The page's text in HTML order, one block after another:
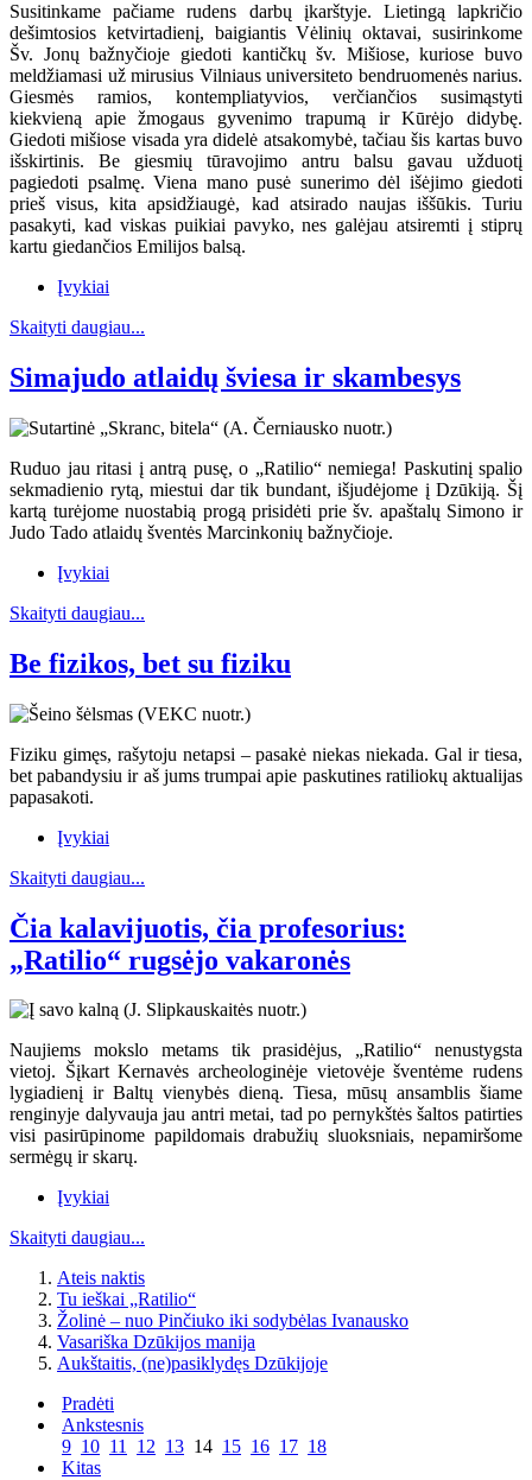
Susitinkame pačiame rudens darbų įkarštyje. Lietingą lapkričio
dešimtosios ketvirtadienį, baigiantis Vėlinių oktavai, susirinkome
Šv. Jonų bažnyčioje giedoti kantičkų šv. Mišiose, kuriose buvo
meldžiamasi už mirusius Vilniaus universiteto bendruomenės narius.
Giesmės ramios, kontempliatyvios, verčiančios susimąstyti
kiekvieną apie žmogaus gyvenimo trapumą ir Kūrėjo didybę.
Giedoti mišiose visada yra didelė atsakomybė, tačiau šis kartas buvo
išskirtinis. Be giesmių tūravojimo antru balsu gavau užduotį
pagiedoti psalmę. Viena mano pusė sunerimo dėl išėjimo giedoti
prieš visus, kita apsidžiaugė, kad atsirado naujas iššūkis. Turiu
pasakyti, kad viskas puikiai pavyko, nes galėjau atsiremti į stiprų
kartu giedančios Emilijos balsą.
Įvykiai
Skaityti daugiau...
Simajudo atlaidų šviesa ir skambesys
Ruduo jau ritasi į antrą pusę, o „Ratilio“ nemiega! Paskutinį spalio
sekmadienio rytą, miestui dar tik bundant, išjudėjome į Dzūkiją. Šį
kartą turėjome nuostabią progą prisidėti prie šv. apaštalų Simono ir
Judo Tado atlaidų šventės Marcinkonių bažnyčioje.
Įvykiai
Skaityti daugiau...
Be fizikos, bet su fiziku
Fiziku gimęs, rašytoju netapsi – pasakė niekas niekada. Gal ir tiesa,
bet pabandysiu ir aš jums trumpai apie paskutines ratiliokų aktualijas
papasakoti.
Įvykiai
Skaityti daugiau...
Čia kalavijuotis, čia profesorius:
„Ratilio“ rugsėjo vakaronės
Naujiems mokslo metams tik prasidėjus, „Ratilio“ nenustygsta
vietoj. Šįkart Kernavės archeologinėje vietovėje šventėme rudens
lygiadienį ir Baltų vienybės dieną. Tiesa, mūsų ansamblis šiame
renginyje dalyvauja jau antri metai, tad po pernykštės šaltos patirties
visi pasirūpinome papildomais drabužių sluoksniais, nepamiršome
sermėgų ir skarų.
Įvykiai
Skaityti daugiau...
Ateis naktis
Tu ieškai „Ratilio“
Žolinė – nuo Pinčiuko iki sodybėlas Ivanausko
Vasariška Dzūkijos manija
Aukštaitis, (ne)pasiklydęs Dzūkijoje
Pradėti
Ankstesnis
9 10 11 12 13 14 15 16 17 18
Kitas